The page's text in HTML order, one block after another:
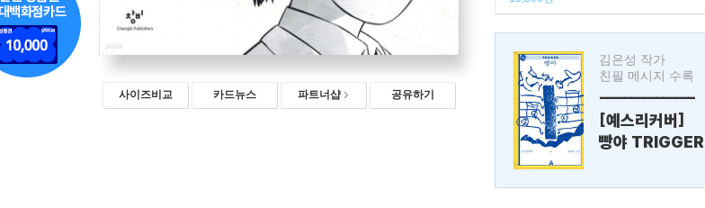
사이즈비교 카드뉴스 파트너샵 공유하기
김은성 작가
친필 메시지 수록
---------------
[예스리커버]
빵야 TRIGGER